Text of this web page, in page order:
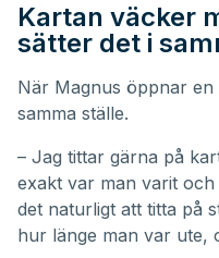
Kartan väcker
sätter det i
När Magnus öppnar
samma ställe.
– Jag tittar gärna på
exakt var man varit
det naturligt att titta på
hur länge man var ute,